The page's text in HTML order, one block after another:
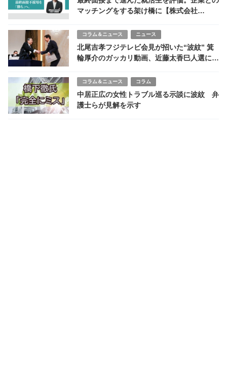
マッチングをする架け橋に【株式会社
コラム＆ニュース ニュース
北尾吉孝フジテレビ会見が招いた“波紋” 箕
輪厚介のガッカリ動画、近藤太香巳人選に
コラム＆ニュース コラム
中居正広の女性トラブル巡る示談に波紋 弁
護士らが見解を示す